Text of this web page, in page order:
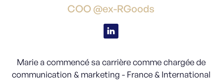
COO @ex-RGoods
Marie a commencé sa carrière comme chargée de
communication & marketing - France & International